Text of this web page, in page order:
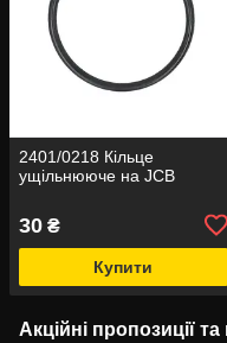
2401/0218 Кільце
ущільнююче на JCB
30 ₴
Купити
Акційні пропозиції